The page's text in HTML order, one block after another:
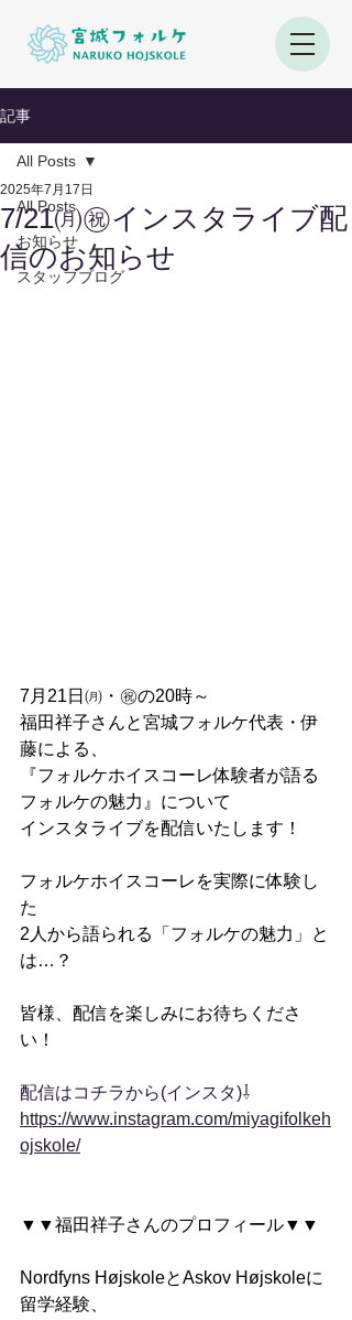
記事
All Posts
お知らせ
スタッフブログ
All Posts
7/21㈪㊗インスタライブ配
信のお知らせ
2025年7月17日
7月21日㈪・㊗の20時～
福田祥子さんと宮城フォルケ代表・伊
藤による、
『フォルケホイスコーレ体験者が語る
フォルケの魅力』について
インスタライブを配信いたします！
フォルケホイスコーレを実際に体験し
た
2人から語られる「フォルケの魅力」と
は…？
皆様、配信を楽しみにお待ちくださ
い！
配信はコチラから(インスタ)⇩
https://www.instagram.com/miyagifolkeh
ojskole/
▼▼福田祥子さんのプロフィール▼▼
Nordfyns HøjskoleとAskov Højskoleに
留学経験、